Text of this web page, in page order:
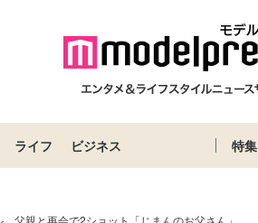
ライフ ビジネス 特集
父親と再会で2ショット「じまんのお父さん」